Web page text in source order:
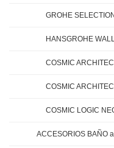
GROHE
HANSGROHE
COSMIC
COSMIC
COSMIC LOGIC
ACCESORIOS BAÑO